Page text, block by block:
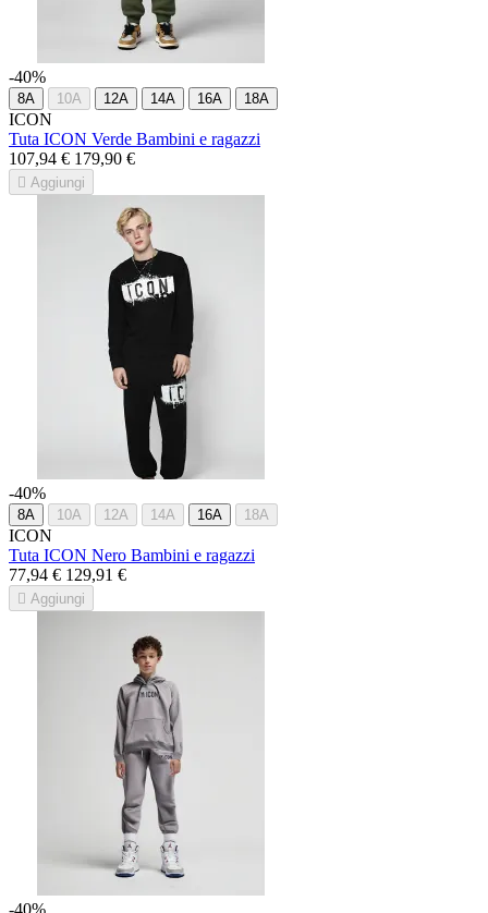
-40%
8A 10A 12A 14A 16A 18A
ICON
Tuta ICON Verde Bambini e ragazzi
107,94 € 179,90 €
 Aggiungi
-40%
8A 10A 12A 14A 16A 18A
ICON
Tuta ICON Nero Bambini e ragazzi
77,94 € 129,91 €
 Aggiungi
-40%